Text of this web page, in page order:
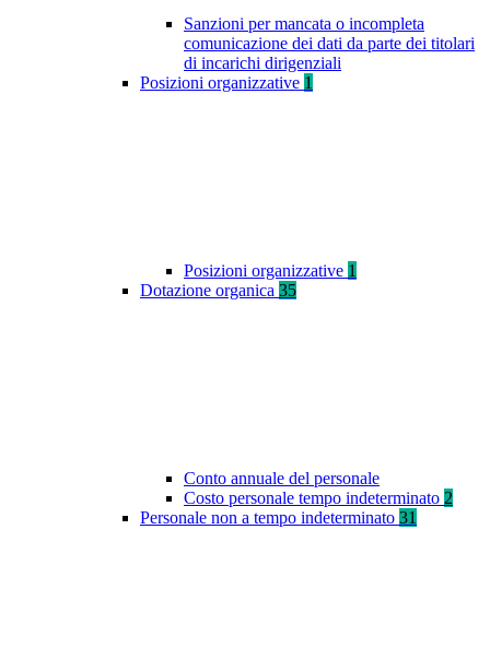
Sanzioni per mancata o incompleta
comunicazione dei dati da parte dei titolari
di incarichi dirigenziali
Posizioni organizzative 1
Posizioni organizzative 1
Dotazione organica 35
Conto annuale del personale
Costo personale tempo indeterminato 2
Personale non a tempo indeterminato 31